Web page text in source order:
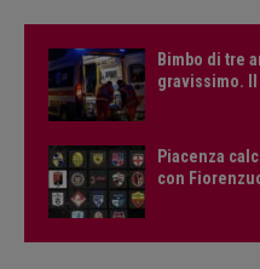
Bimbo di tre
gravissimo.
Piacenza
con